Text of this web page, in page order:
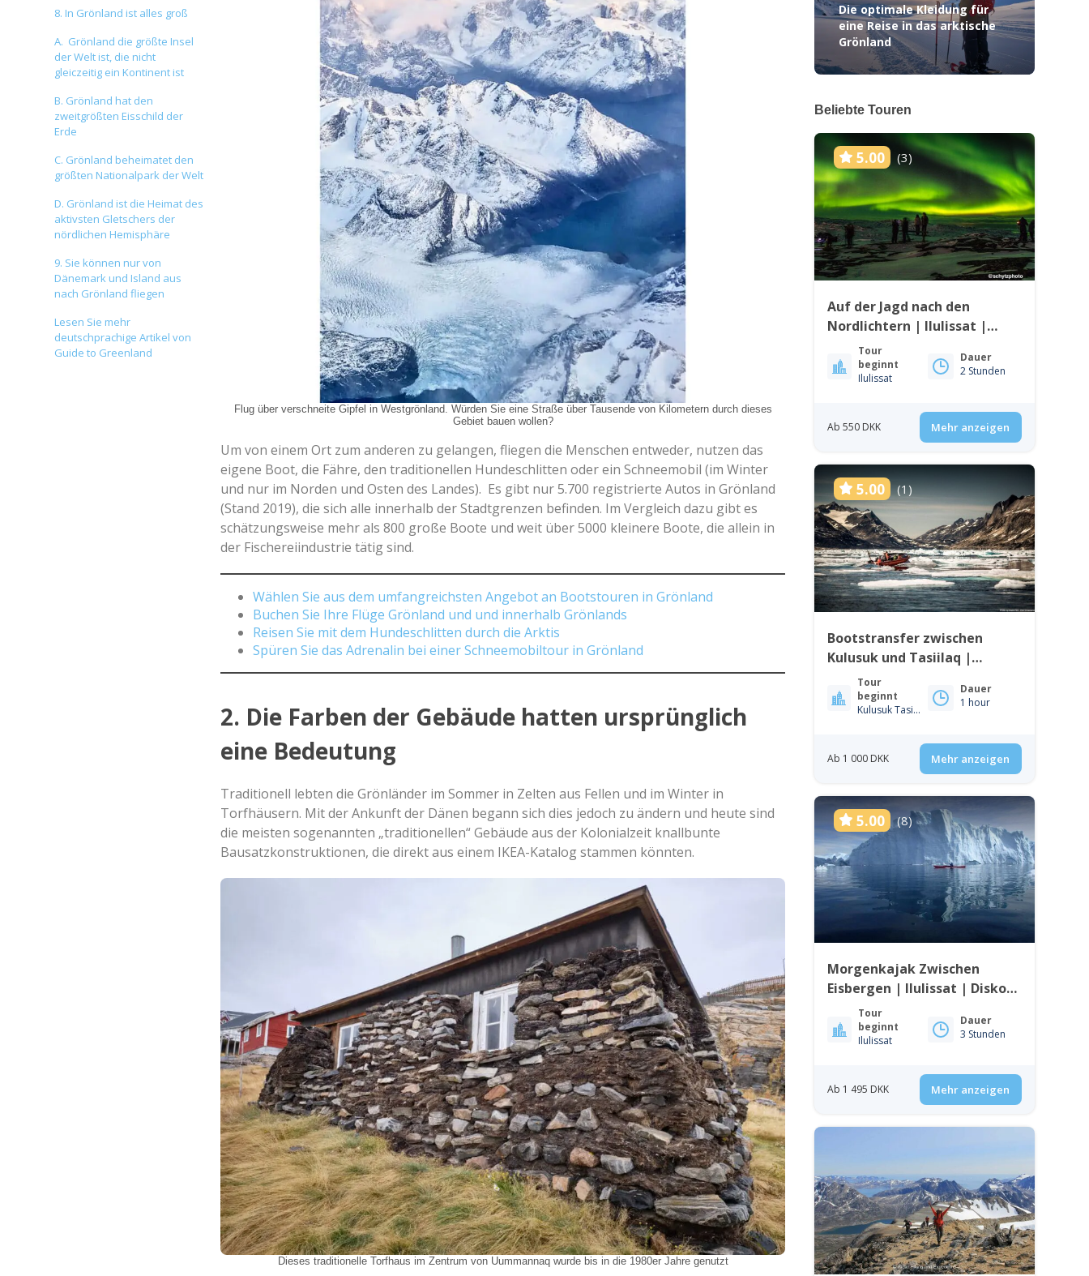
8. In Grönland ist alles groß
A. Grönland die größte Insel
der Welt ist, die nicht
gleiczeitig ein Kontinent ist
B. Grönland hat den
zweitgrößten Eisschild der
Erde
C. Grönland beheimatet den
größten Nationalpark der Welt
D. Grönland ist die Heimat des
aktivsten Gletschers der
nördlichen Hemisphäre
9. Sie können nur von
Dänemark und Island aus
nach Grönland fliegen
Lesen Sie mehr
deutschprachige Artikel von
Guide to Greenland
Flug über verschneite Gipfel in Westgrönland. Würden Sie eine Straße über Tausende von Kilometern durch dieses
Gebiet bauen wollen?
Um von einem Ort zum anderen zu gelangen, fliegen die Menschen entweder, nutzen das
eigene Boot, die Fähre, den traditionellen Hundeschlitten oder ein Schneemobil (im Winter
und nur im Norden und Osten des Landes). Es gibt nur 5.700 registrierte Autos in Grönland
(Stand 2019), die sich alle innerhalb der Stadtgrenzen befinden. Im Vergleich dazu gibt es
schätzungsweise mehr als 800 große Boote und weit über 5000 kleinere Boote, die allein in
der Fischereiindustrie tätig sind.
Wählen Sie aus dem umfangreichsten Angebot an Bootstouren in Grönland
Buchen Sie Ihre Flüge Grönland und und innerhalb Grönlands
Reisen Sie mit dem Hundeschlitten durch die Arktis
Spüren Sie das Adrenalin bei einer Schneemobiltour in Grönland
2. Die Farben der Gebäude hatten ursprünglich
eine Bedeutung
Traditionell lebten die Grönländer im Sommer in Zelten aus Fellen und im Winter in
Torfhäusern. Mit der Ankunft der Dänen begann sich dies jedoch zu ändern und heute sind
die meisten sogenannten „traditionellen“ Gebäude aus der Kolonialzeit knallbunte
Bausatzkonstruktionen, die direkt aus einem IKEA-Katalog stammen könnten.
Dieses traditionelle Torfhaus im Zentrum von Uummannaq wurde bis in die 1980er Jahre genutzt
Die optimale Kleidung für
eine Reise in das arktische
Grönland
Beliebte Touren
5.00 (3)
Auf der Jagd nach den
Nordlichtern | Ilulissat |
Disko Bay
Tour
beginnt
Ilulissat
Dauer
2 Stunden
Ab 550 DKK Mehr anzeigen
5.00 (1)
Bootstransfer zwischen
Kulusuk und Tasiilaq |
Ostgrönland
Tour
beginnt
Kulusuk Tasiilaq
Dauer
1 hour
Ab 1 000 DKK Mehr anzeigen
5.00 (8)
Morgenkajak Zwischen
Eisbergen | Ilulissat | Disko
Tour
beginnt
Ilulissat
Dauer
3 Stunden
Ab 1 495 DKK Mehr anzeigen